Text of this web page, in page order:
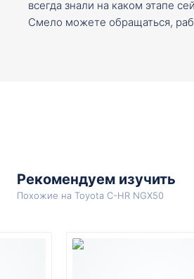
всегда знали на каком этапе
Смело можете обращаться,
Рекомендуем изучить
Похожие на Toyota C-HR NGX50